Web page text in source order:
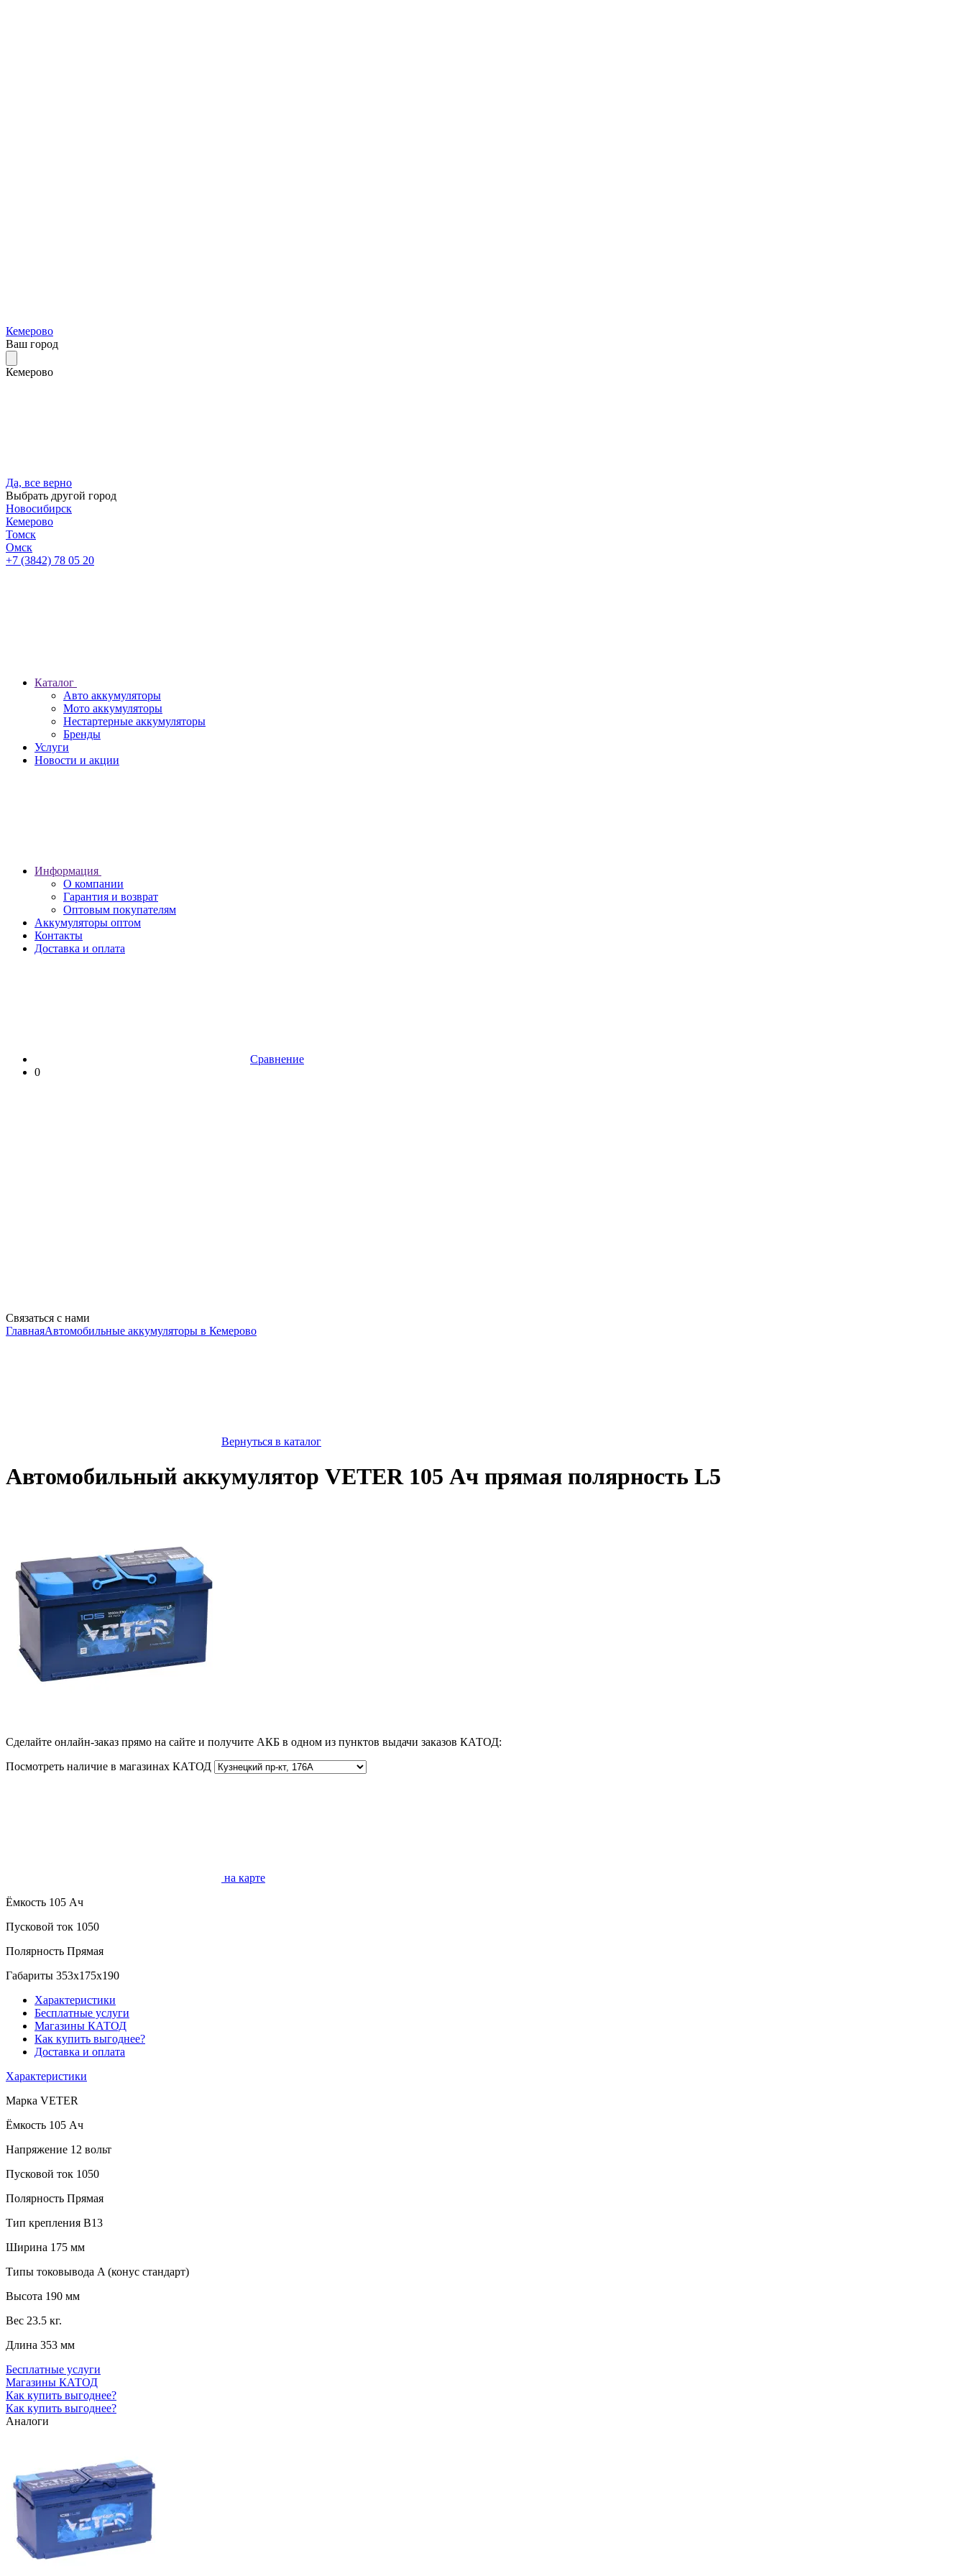
Кемерово
Ваш город
Кемерово
Да, все верно
Выбрать другой город
Новосибирск
Кемерово
Томск
Омск
+7 (3842) 78 05 20
Каталог
Авто аккумуляторы
Мото аккумуляторы
Нестартерные аккумуляторы
Бренды
Услуги
Новости и акции
Информация
О компании
Гарантия и возврат
Оптовым покупателям
Аккумуляторы оптом
Контакты
Доставка и оплата
Сравнение
0
Связаться с нами
ГлавнаяАвтомобильные аккумуляторы в Кемерово
Вернуться в каталог
Автомобильный аккумулятор VETER 105 Ач прямая полярность L5
Сделайте онлайн-заказ прямо на сайте и получите АКБ в одном из пунктов выдачи заказов КАТОД:
Посмотреть наличие в магазинах КАТОД
на карте
Ёмкость 105 Ач
Пусковой ток 1050
Полярность Прямая
Габариты 353x175x190
Характеристики
Бесплатные услуги
Магазины КАТОД
Как купить выгоднее?
Доставка и оплата
Характеристики
Марка VETER
Ёмкость 105 Ач
Напряжение 12 вольт
Пусковой ток 1050
Полярность Прямая
Тип крепления B13
Ширина 175 мм
Типы токовывода A (конус стандарт)
Высота 190 мм
Вес 23.5 кг.
Длина 353 мм
Бесплатные услуги
Магазины КАТОД
Как купить выгоднее?
Как купить выгоднее?
Аналоги